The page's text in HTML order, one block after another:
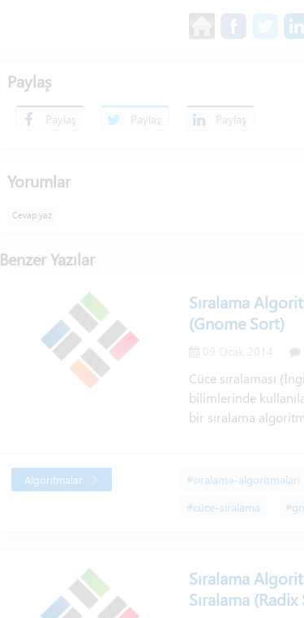
Paylaş
Paylaş Paylaş Paylaş
Yorumlar
Cevap yaz
Benzer Yazılar
Sıralama
(Gnome Sort)
09 Ocak 2014
Cüce sıralaması
bilimlerinde
bir sıralama
Algoritmalar #sıralama-algoritmaları
#cüce-sıralama
Sıralama
Sıralama